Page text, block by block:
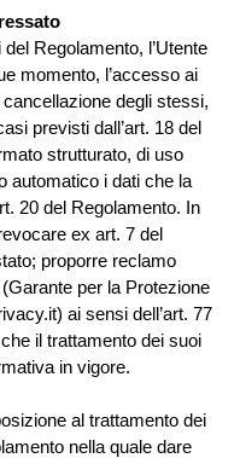
Regolamento, l’Utente
momento, l’accesso ai
degli stessi,
previsti dall’art. 18 del
strutturato, di uso
automatico i dati che la
20 del Regolamento. In
ex art. 7 del
proporre reclamo
per la Protezione
ai sensi dell’art. 77
il trattamento dei suoi
in vigore.
al trattamento dei
nella quale dare